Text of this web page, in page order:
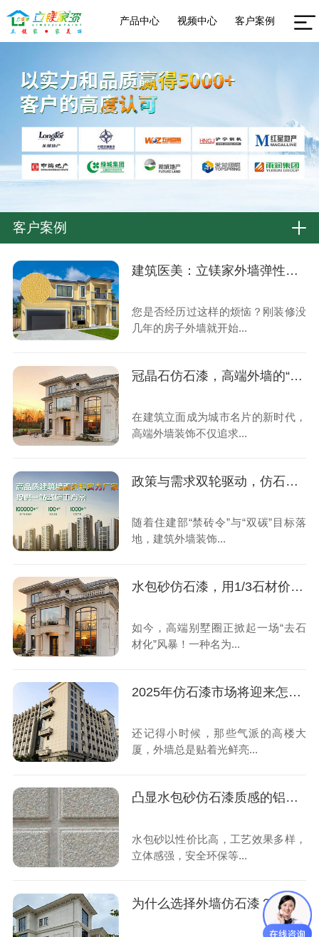
产品中心 视频中心 客户案例
客户案例
建筑医美：立镁家外墙弹性拉毛漆的立体防护美学
您是否经历过这样的烦恼？刚装修没
几年的房子外墙就开始...
冠晶石仿石漆，高端外墙的“奢适”新标杆
在建筑立面成为城市名片的新时代，
高端外墙装饰不仅追求...
政策与需求双轮驱动，仿石漆进入黄金期
随着住建部“禁砖令”与“双碳”目标落
地，建筑外墙装饰...
水包砂仿石漆，用1/3石材价格装出豪宅的“石”尚美学
如今，高端别墅圈正掀起一场“去石
材化”风暴！一种名为...
2025年仿石漆市场将迎来怎样的发展机遇？
还记得小时候，那些气派的高楼大
厦，外墙总是贴着光鲜亮...
凸显水包砂仿石漆质感的铝合金深槽工艺，一看就懂！
水包砂以性价比高，工艺效果多样，
立体感强，安全环保等...
为什么选择外墙仿石漆？这6大理由你无法拒绝